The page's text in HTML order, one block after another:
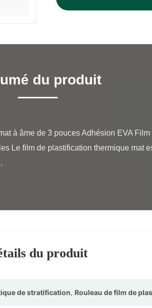
du produit
Le film de plastification thermique mat
du produit
de stratification, Rouleau de film de